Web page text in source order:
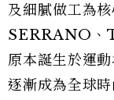
及細膩做工為
SERRANO、
原本誕生於運
逐漸成為全球